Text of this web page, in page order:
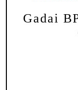
Gadai